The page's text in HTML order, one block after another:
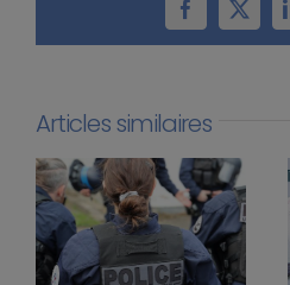
Facebook
X
Articles similaires